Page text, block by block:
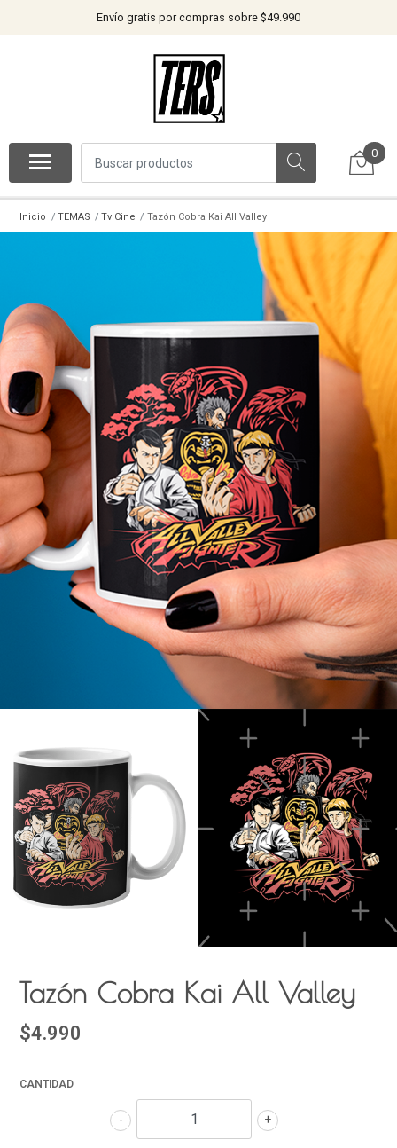
Envío gratis por compras sobre $49.990
0
Inicio TEMAS Tv Cine Tazón Cobra Kai All Valley
Tazón Cobra Kai All Valley
$4.990
CANTIDAD
+
-